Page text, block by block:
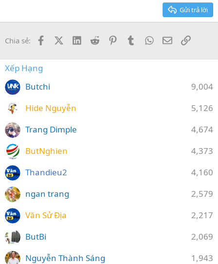
Gửi trả lời
Chia sẻ: FacebookX (Twitter)
LinkedInReddit PinterestTumblrWhatsApp
EmailLink
Xếp Hạng
9,004
Butchi
5,126
Hide Nguyễn
4,674
Trang Dimple
4,373
ButNghien
4,160
Thandieu2
2,579
ngan trang
2,217
Văn Sử Địa
2,069
ButBi
1,943
Nguyễn Thành Sáng